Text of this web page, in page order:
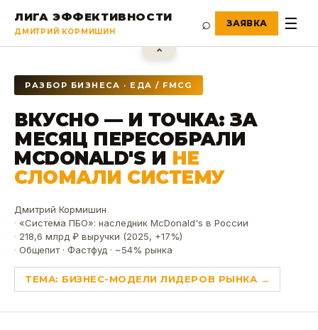
⌃
ЛИГА ЭФФЕКТИВНОСТИ
ДМИТРИЙ КОРМИШИН ⌕ ☰
РАЗБОР БИЗНЕСА · ЕДА / FMCG
ВКУСНО — И ТОЧКА: ЗА
МЕСЯЦ ПЕРЕСОБРАЛИ
MCDONALD'S И НЕ
СЛОМАЛИ СИСТЕМУ
Дмитрий Кормишин
«Система ПБО»: наследник McDonald's в России
218,6 млрд ₽ выручки (2025, +17%)
Общепит · Фастфуд · ~54% рынка
ТЕМА: БИЗНЕС-МОДЕЛИ ЛИДЕРОВ РЫНКА →